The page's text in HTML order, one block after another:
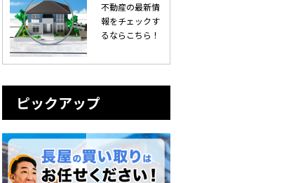
不動産の最新情
報をチェックす
るならこちら！
ピックアップ